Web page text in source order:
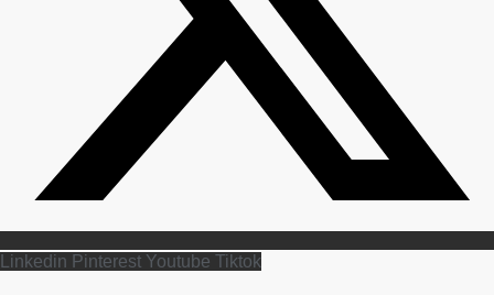
Linkedin Pinterest Youtube Tiktok